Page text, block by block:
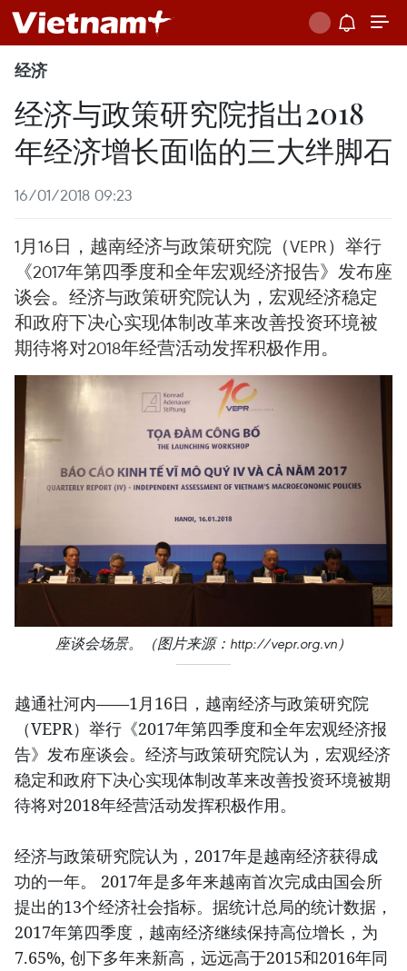
经济
经济与政策研究院指出2018
年经济增长面临的三大绊脚石
16/01/2018 09:23
1月16日，越南经济与政策研究院（VEPR）举行
《2017年第四季度和全年宏观经济报告》发布座
谈会。经济与政策研究院认为，宏观经济稳定
和政府下决心实现体制改革来改善投资环境被
期待将对2018年经营活动发挥积极作用。
座谈会场景。（图片来源：http://vepr.org.vn）
越通社河内——1月16日，越南经济与政策研究院
（VEPR）举行《2017年第四季度和全年宏观经济报
告》发布座谈会。经济与政策研究院认为，宏观经济
稳定和政府下决心实现体制改革来改善投资环境被期
待将对2018年经营活动发挥积极作用。
经济与政策研究院认为，2017年是越南经济获得成
功的一年。 2017年是多年来越南首次完成由国会所
提出的13个经济社会指标。据统计总局的统计数据，
2017年第四季度，越南经济继续保持高位增长，为
7.65%, 创下多年来新高，远远高于2015和2016年同